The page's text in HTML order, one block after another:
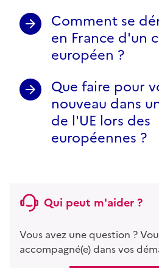
Comment se
en France d'un
européen ?
Que faire pour
nouveau dans
de l'UE lors des
européennes ?
Qui peut m'aider ?
Vous avez une question ?
accompagné(e) dans vos